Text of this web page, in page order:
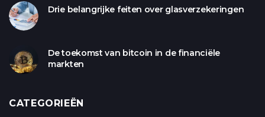
Drie belangrijke feiten over glasverzekeringen
De toekomst van bitcoin in de financiële
markten
CATEGORIEËN